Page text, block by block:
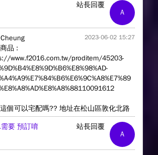
A
站長回覆
2023-06-02 15:27
品 :
www.f2016.com.tw/proditem/45203-
個可以宅配嗎?? 地址在松山區敦化北路
A
站長回覆
要 預訂唷